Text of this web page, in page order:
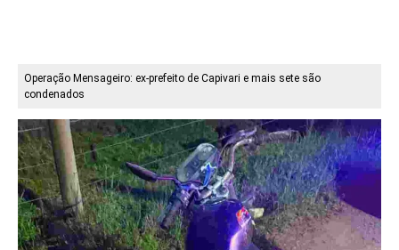
Operação Mensageiro: ex-prefeito de Capivari e mais sete são
condenados